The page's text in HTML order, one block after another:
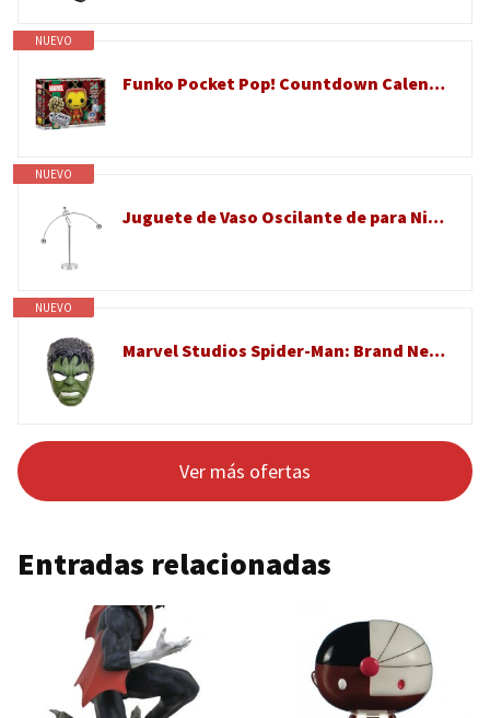
NUEVO
Funko Pocket Pop! Countdown Calendar: Marvel - Calendario de Adviento - 24 días de sorpresas - Coleccionable Vinyl Mini Figures - Caja misteriosa - Idea de Regalo - Cuenta atrás de Navidad
NUEVO
Juguete de Vaso Oscilante de para Niños, Alivio Educativo del Estrés para Decoración de Escritorio
NUEVO
Marvel Studios Spider-Man: Brand New Day, Savage Hulk Máscara electrónica parlante, Juguete para juego de rol, Máscara para disfraz de superhéroe y juguetes para niños, Edad: 5+
Ver más ofertas
Entradas relacionadas